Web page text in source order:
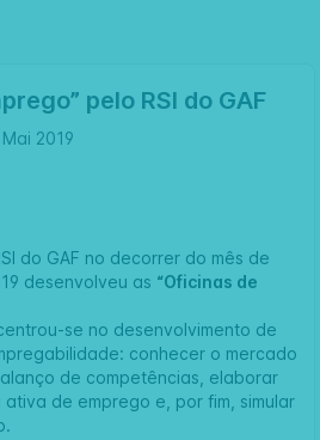
pelo RSI do GAF
Mai 2019
do GAF no decorrer do mês de
desenvolveu as “Oficinas de
se no desenvolvimento de
conhecer o mercado
de competências, elaborar
de emprego e, por fim, simular